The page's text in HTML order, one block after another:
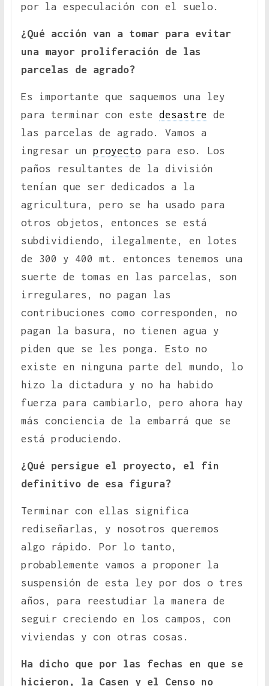
por la especulación con el suelo.
¿Qué acción van a tomar para evitar
una mayor proliferación de las
parcelas de agrado?
Es importante que saquemos una ley
para terminar con este desastre de
las parcelas de agrado. Vamos a
ingresar un proyectopara eso. Los
paños resultantes de la división
tenían que ser dedicados a la
agricultura, pero se ha usado para
otros objetos, entonces se está
subdividiendo, ilegalmente, en lotes
de 300 y 400 mt. entonces tenemos una
suerte de tomas en las parcelas, son
irregulares, no pagan las
contribuciones como corresponden, no
pagan la basura, no tienen agua y
piden que se les ponga. Esto no
existe en ninguna parte del mundo, lo
hizo la dictadura y no ha habido
fuerza para cambiarlo, pero ahora hay
más conciencia de la embarrá que se
está produciendo.
¿Qué persigue el proyecto, el fin
definitivo de esa figura?
Terminar con ellas significa
rediseñarlas, y nosotros queremos
algo rápido. Por lo tanto,
probablemente vamos a proponer la
suspensión de esta ley por dos o tres
años, para reestudiar la manera de
seguir creciendo en los campos, con
viviendas y con otras cosas.
Ha dicho que por las fechas en que se
hicieron, la Casen y el Censo no